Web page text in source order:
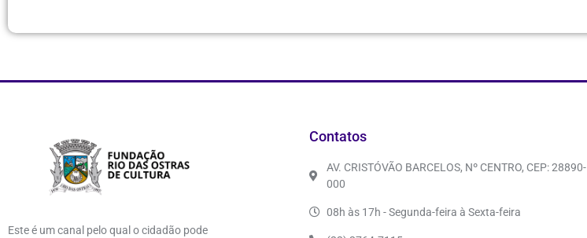
Este é um canal pelo qual o cidadão pode
Contatos
AV. CRISTÓVÃO BARCELOS, Nº CENTRO, CEP: 28890-
000
08h às 17h - Segunda-feira à Sexta-feira